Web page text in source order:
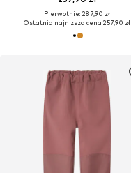
Pierwotnie: 287,90 zł
Ostatnia najniższa cena:257,90 zł